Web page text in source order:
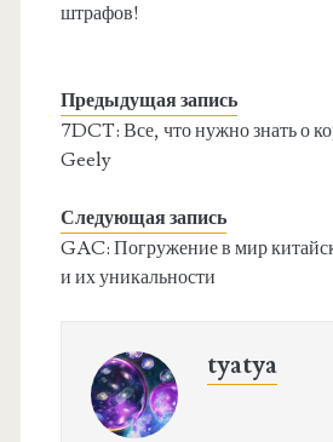
штрафов!
Предыдущая запись
7DCT: Все, что нужно знать о
Geely
Следующая запись
GAC: Погружение в мир
и их уникальности
tyatya